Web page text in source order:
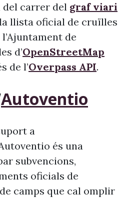
carrer del graf viari
llista oficial de cruïlles
l’Ajuntament de
d’OpenStreetMap
de l’Overpass API.
Autoventio
a
és una
subvencions,
oficials de
camps que cal omplir